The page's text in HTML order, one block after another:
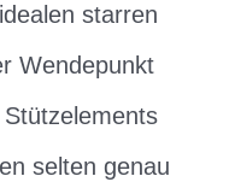
starren
Wendepunkt
selten genau